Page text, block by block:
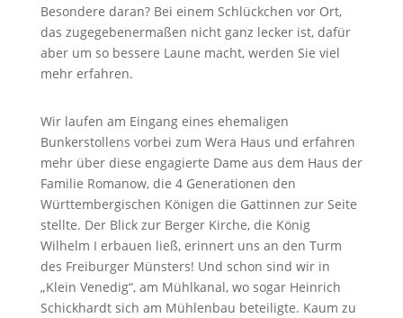
Besondere daran? Bei einem Schlückchen vor Ort,
das zugegebenermaßen nicht ganz lecker ist, dafür
aber um so bessere Laune macht, werden Sie viel
mehr erfahren.
Wir laufen am Eingang eines ehemaligen
Bunkerstollens vorbei zum Wera Haus und erfahren
mehr über diese engagierte Dame aus dem Haus der
Familie Romanow, die 4 Generationen den
Württembergischen Königen die Gattinnen zur Seite
stellte. Der Blick zur Berger Kirche, die König
Wilhelm I erbauen ließ, erinnert uns an den Turm
des Freiburger Münsters! Und schon sind wir in
„Klein Venedig“, am Mühlkanal, wo sogar Heinrich
Schickhardt sich am Mühlenbau beteiligte. Kaum zu